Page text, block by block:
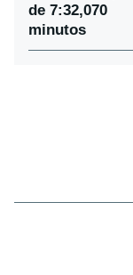
de 7:32,070
minutos